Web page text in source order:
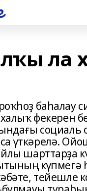
ла
баһалау
фекерен
үткәрелә.
шарттарҙа
күпмегә
тейешле